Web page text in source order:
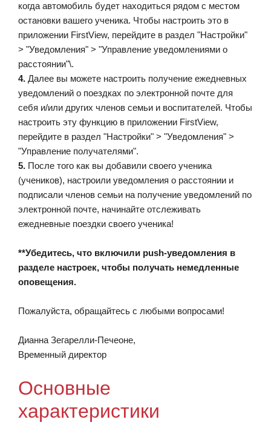
когда автомобиль будет находиться рядом с местом
остановки вашего ученика. Чтобы настроить это в
приложении FirstView, перейдите в раздел "Настройки"
> "Уведомления" > "Управление уведомлениями о
расстоянии"\.
4. Далее вы можете настроить получение ежедневных
уведомлений о поездках по электронной почте для
себя и/или других членов семьи и воспитателей. Чтобы
настроить эту функцию в приложении FirstView,
перейдите в раздел "Настройки" > "Уведомления" >
"Управление получателями".
5. После того как вы добавили своего ученика
(учеников), настроили уведомления о расстоянии и
подписали членов семьи на получение уведомлений по
электронной почте, начинайте отслеживать
ежедневные поездки своего ученика!
**Убедитесь, что включили push-уведомления в
разделе настроек, чтобы получать немедленные
оповещения.
Пожалуйста, обращайтесь с любыми вопросами!
Дианна Зегарелли-Печеоне,
Временный директор
Основные
характеристики